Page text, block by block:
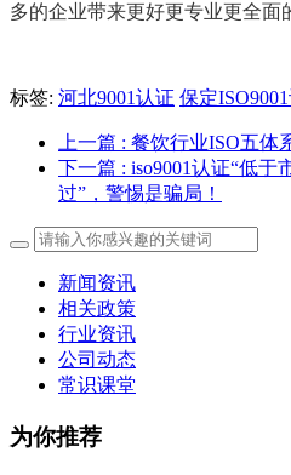
多的企业带来更好更专业更全面
标签: 河北9001认证 保定
上一篇 : 餐饮行业ISO五体
下一篇 : iso9001认证“低于
过”，警惕是骗局！
新闻资讯
相关政策
行业资讯
公司动态
常识课堂
为你推荐